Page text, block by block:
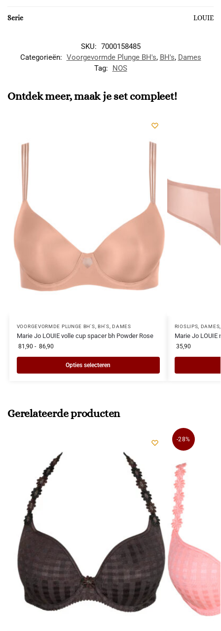
Serie LOUIE
SKU: 7000158485
Categorieën: Voorgevormde Plunge BH's, BH's, Dames
Tag:
NOS
Ontdek meer, maak je set compleet!
VOORGEVORMDE PLUNGE BH'S BH'S ,DAMES
Marie Jo LOUIE volle cup spacer bh Powder Rose
81,90 - 86,90
Opties selecteren
RIOSLIPS DAMES
Marie Jo LOUIE
35,90
Gerelateerde producten
-28%